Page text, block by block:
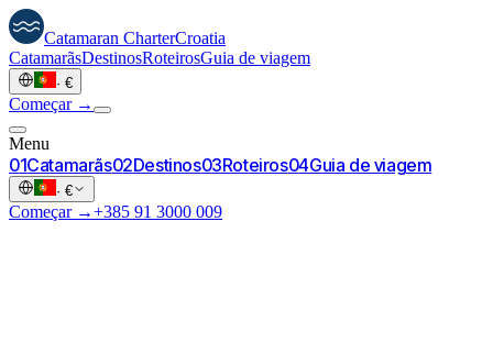
Catamaran CharterCroatia
CatamarãsDestinosRoteirosGuia de viagem
· €
Começar →
Menu
01Catamarãs02Destinos03Roteiros04Guia de viagem
· €
Começar →+385 91 3000 009